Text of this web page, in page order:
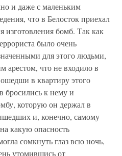
и даже с маленьким
что в Белосток приехал
изготовления бомб. Так как
было очень
для этого людьми,
арестом, что не входило в
в квартиру этого
бросились к нему и
которую он держал в
и, конечно, самому
какую опасность
сомкнуть глаз всю ночь,
утомившись от